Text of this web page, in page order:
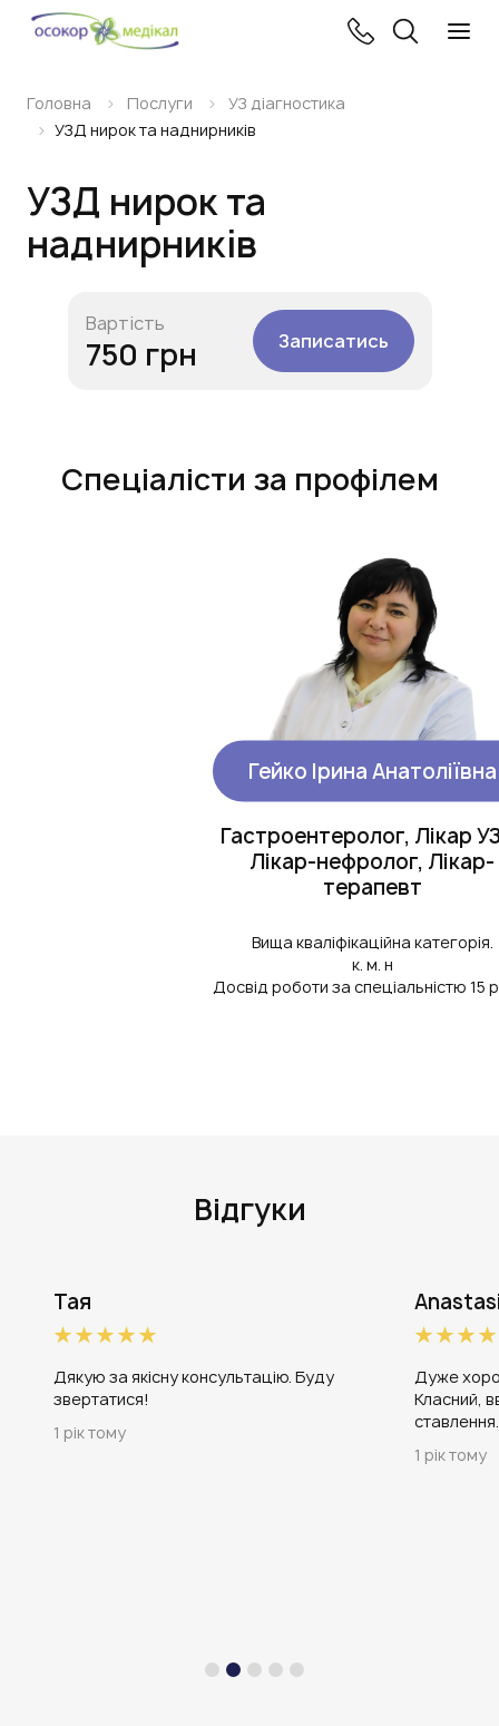
Головна Послуги
УЗ діагностика
УЗД нирок та наднирників
УЗД нирок та
наднирників
Вартість
750 грн Записатись
Спеціалісти за профілем
Гейко Ірина Анатоліївна
Гастроентеролог, Лікар
Лікар-нефролог, Лікар-
терапевт
Вища кваліфікаційна категорія.
к. м. н
Досвід роботи за спеціальністю 15
Відгуки
1 рік тому
Тая
Дякую за якісну консультацію. Буду
звертатися!
1 рік тому
Дуже
Класний,